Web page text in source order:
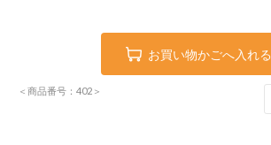
お買い物かごへ入れる
＜商品番号：402＞